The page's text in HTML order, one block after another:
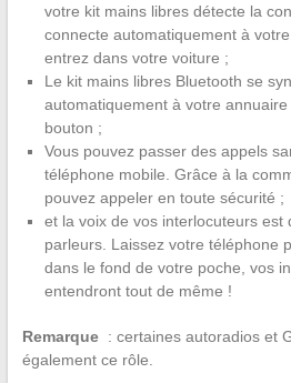
votre kit mains libres détecte la
connecte automatiquement à
entrez dans votre voiture ;
Le kit mains libres Bluetooth se
automatiquement à votre
bouton ;
Vous pouvez passer des appels
téléphone mobile. Grâce à la
pouvez appeler en toute sécurité ;
et la voix de vos interlocuteurs est
parleurs. Laissez votre téléphone
dans le fond de votre poche, vos
entendront tout de même !
Remarque: certaines autoradios et
également ce rôle.